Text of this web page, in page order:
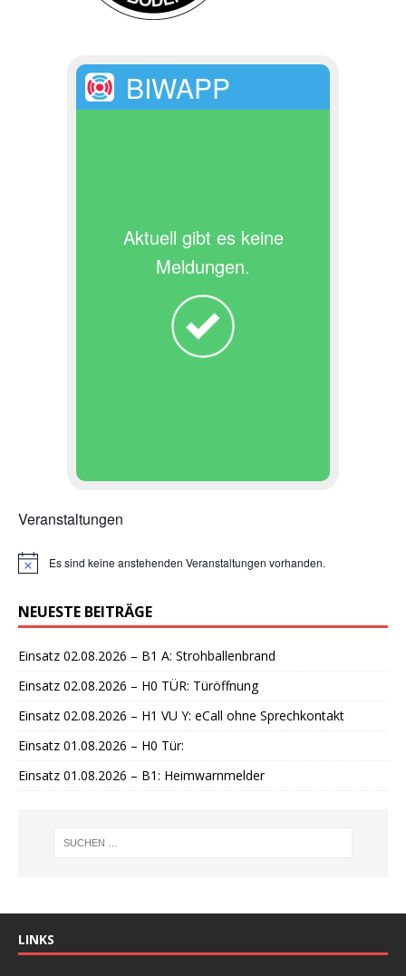
BIWAPP
Aktuell gibt es keine
Meldungen.
Veranstaltungen
H
w
e
s
Es sind keine anstehenden Veranstaltungen vorhanden.
NEUESTE BEITRÄGE
Einsatz 02.08.2026 – B1 A: Strohballenbrand
Einsatz 02.08.2026 – H0 TÜR: Türöffnung
Einsatz 02.08.2026 – H1 VU Y: eCall ohne Sprechkontakt
Einsatz 01.08.2026 – H0 Tür:
Einsatz 01.08.2026 – B1: Heimwarnmelder
LINKS